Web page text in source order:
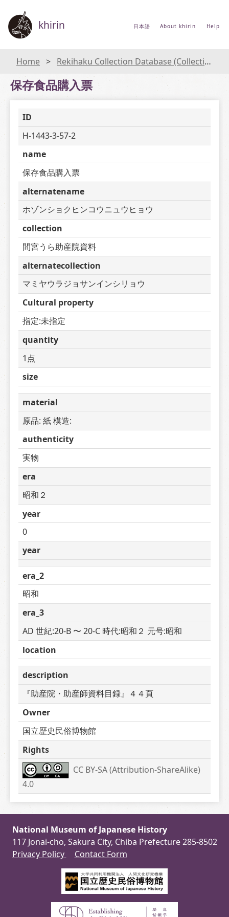
khirin 日本語 About khirin Help
Home Rekihaku Collection Database (Collections Database of the National Museum of Japanese History)
保存食品購入票
ID
H-1443-3-57-2
name
保存食品購入票
alternatename
ホゾンショクヒンコウニュウヒョウ
collection
間宮うら助産院資料
alternatecollection
マミヤウラジョサンインシリョウ
Cultural property
指定:未指定
quantity
1点
size
material
原品: 紙 模造:
authenticity
実物
era
昭和２
year
0
year
era_2
昭和
era_3
AD 世紀:20-B 〜 20-C 時代:昭和２ 元号:昭和
location
description
『助産院・助産師資料目録』４４頁
Owner
国立歴史民俗博物館
Rights
CC BY-SA (Attribution-ShareAlike)
4.0
National Museum of Japanese History
117 Jonai-cho, Sakura City, Chiba Prefecture 285-8502
Privacy Policy
Contact Form